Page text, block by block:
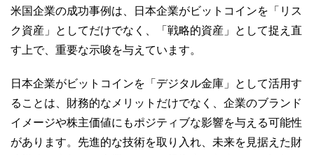
米国企業の成功事例は、日本企業がビットコインを「リス
ク資産」としてだけでなく、「戦略的資産」として捉え直
す上で、重要な示唆を与えています。
日本企業がビットコインを「デジタル金庫」として活用す
ることは、財務的なメリットだけでなく、企業のブランド
イメージや株主価値にもポジティブな影響を与える可能性
があります。先進的な技術を取り入れ、未来を見据えた財